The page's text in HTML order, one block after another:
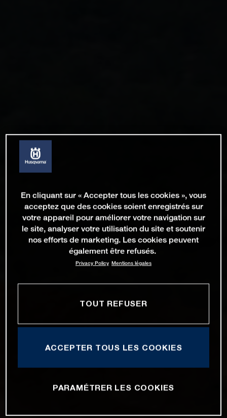
En cliquant sur « Accepter tous les cookies », vous
acceptez que des cookies soient enregistrés sur
votre appareil pour améliorer votre navigation sur
le site, analyser votre utilisation du site et soutenir
nos efforts de marketing. Les cookies peuvent
également être refusés.
Privacy Policy Mentions légales
TOUT REFUSER
ACCEPTER TOUS LES COOKIES
PARAMÉTRER LES COOKIES